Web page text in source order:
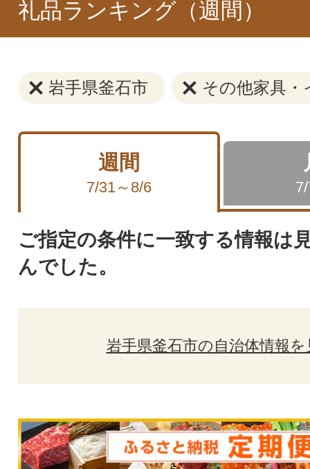
礼品ランキング（週間）
岩手県釜石市 その他家具・
週間
7/31～8/6
ご指定の条件に一致する情報は
んでした。
岩手県釜石市の自治体情報を